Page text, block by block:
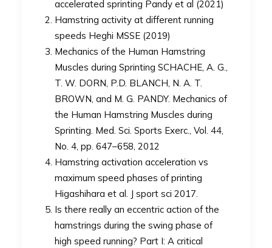
accelerated sprinting Pandy et al (2021)
Hamstring activity at different running
speeds Heghi MSSE (2019)
Mechanics of the Human Hamstring
Muscles during Sprinting SCHACHE, A. G.,
T. W. DORN, P.D. BLANCH, N. A. T.
BROWN, and M. G. PANDY. Mechanics of
the Human Hamstring Muscles during
Sprinting. Med. Sci. Sports Exerc., Vol. 44,
No. 4, pp. 647–658, 2012
Hamstring activation acceleration vs
maximum speed phases of printing
Higashihara et al. J sport sci 2017.
Is there really an eccentric action of the
hamstrings during the swing phase of
high speed running? Part I: A critical